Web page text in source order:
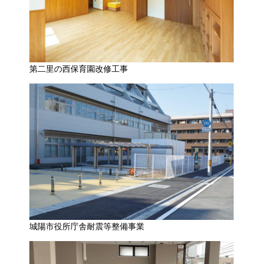
第二里の西保育園改修工事
城陽市役所庁舎耐震等整備事業